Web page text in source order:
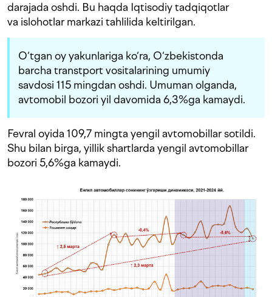
darajada oshdi. Bu haqda Iqtisodiy tadqiqotlar
va islohotlar markazi tahlilida keltirilgan.
O‘tgan oy yakunlariga ko‘ra, O‘zbekistonda
barcha transtport vositalarining umumiy
savdosi 115 mingdan oshdi. Umuman olganda,
avtomobil bozori yil davomida 6,3%ga kamaydi.
Fevral oyida 109,7 mingta yengil avtomobillar sotildi.
Shu bilan birga, yillik shartlarda yengil avtomobillar
bozori 5,6%ga kamaydi.